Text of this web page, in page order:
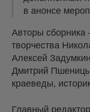
в анонсе
Авторы сборника
творчества
Алексей
Дмитрий
краеведы,
Главный